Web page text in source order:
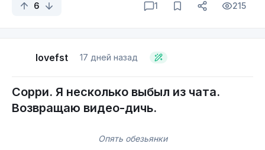
6 1 215
lovefst 17 дней назад
Сорри. Я несколько выбыл из чата.
Возвращаю видео-дичь.
Опять обезьянки